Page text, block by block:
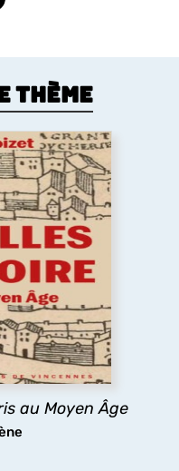
thème
au Moyen Âge
au Moyen
la forme de la
trame des rues, les
montrent
médiévaux
l’espace urbain